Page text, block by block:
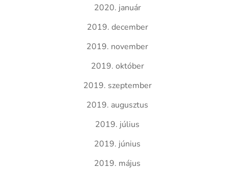
2020. január
2019. december
2019. november
2019. október
2019. szeptember
2019. augusztus
2019. július
2019. június
2019. május